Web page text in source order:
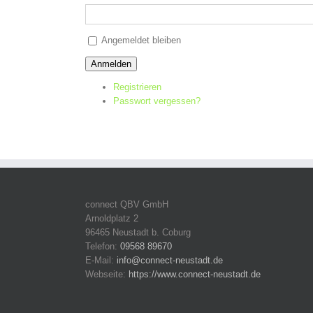
Alternative:
Angemeldet bleiben
Anmelden
Registrieren
Passwort vergessen?
connect QBV GmbH
Arnoldplatz 2
96465 Neustadt b. Coburg
Telefon: 09568 89670
E-Mail: info@connect-neustadt.de
Webseite: https://www.connect-neustadt.de